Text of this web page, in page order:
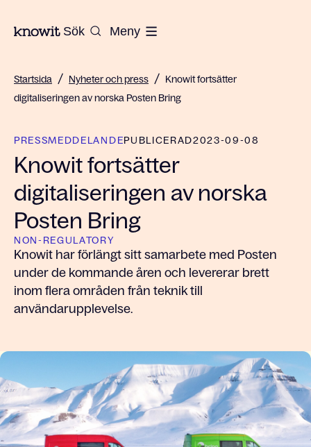
Till startsidan på Knowit
Sök Meny
Startsida / Nyheter och press / Knowit fortsätter
digitaliseringen av norska Posten Bring
PRESSMEDDELANDEPUBLICERAD2023-09-08
Knowit fortsätter
digitaliseringen av norska
Posten Bring
NON-REGULATORY
Knowit har förlängt sitt samarbete med Posten
under de kommande åren och levererar brett
inom flera områden från teknik till
användarupplevelse.